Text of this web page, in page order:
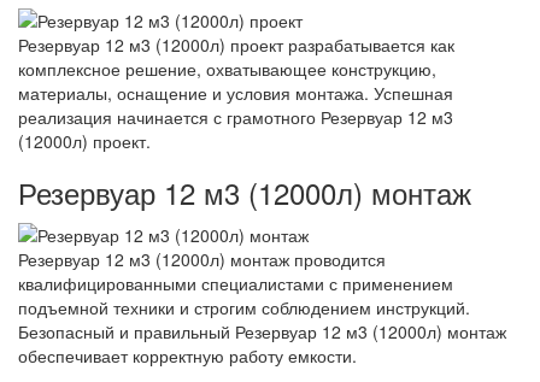
Резервуар 12 м3 (12000л) проект разрабатывается как
комплексное решение, охватывающее конструкцию,
материалы, оснащение и условия монтажа. Успешная
реализация начинается с грамотного Резервуар 12 м3
(12000л) проект.
Резервуар 12 м3 (12000л) монтаж
Резервуар 12 м3 (12000л) монтаж проводится
квалифицированными специалистами с применением
подъемной техники и строгим соблюдением инструкций.
Безопасный и правильный Резервуар 12 м3 (12000л) монтаж
обеспечивает корректную работу емкости.